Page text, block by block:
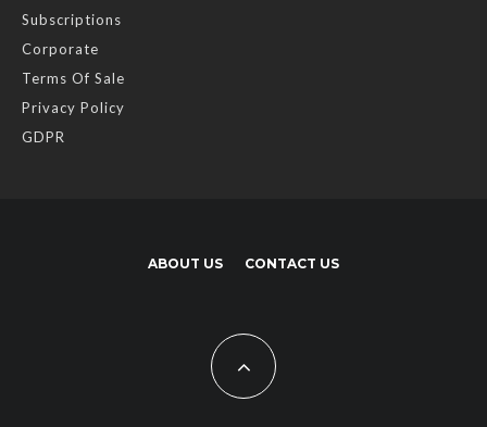
Subscriptions
Corporate
Terms Of Sale
Privacy Policy
GDPR
ABOUT US CONTACT US